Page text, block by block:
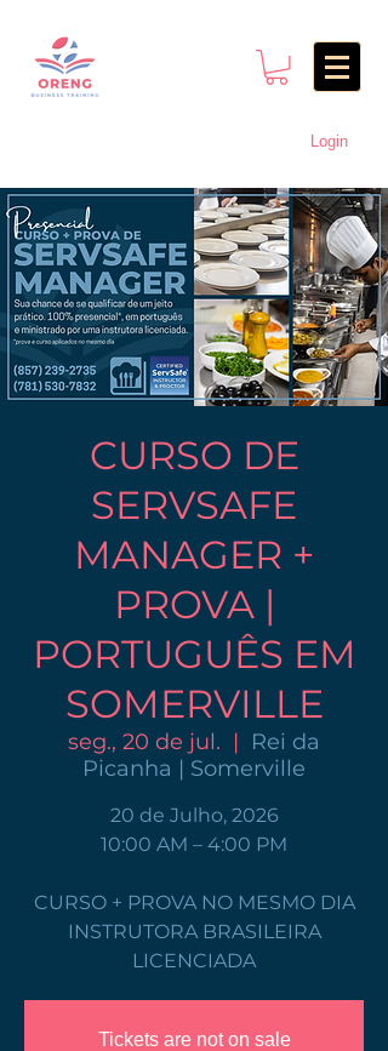
Login
CURSO DE
SERVSAFE
MANAGER +
PROVA |
PORTUGUÊS EM
SOMERVILLE
seg., 20 de jul.
  |
Rei da
Picanha | Somerville
20 de Julho, 2026
10:00 AM – 4:00 PM
CURSO + PROVA NO MESMO DIA
INSTRUTORA BRASILEIRA
LICENCIADA
Tickets are not on sale